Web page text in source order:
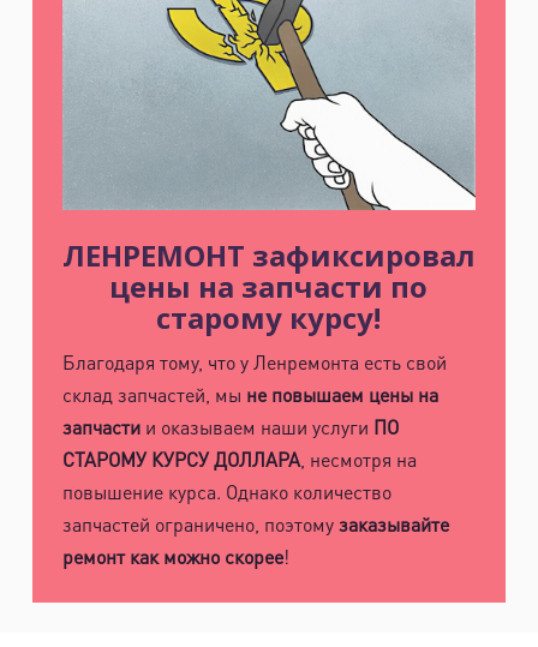
ЛЕНРЕМОНТ зафиксировал
цены на запчасти по
старому курсу!
Благодаря тому, что у Ленремонта есть свой
склад запчастей, мы не повышаем цены на
запчастии оказываем наши услуги ПО
СТАРОМУ КУРСУ ДОЛЛАРА, несмотря на
повышение курса. Однако количество
запчастей ограничено, поэтомузаказывайте
ремонт как можно скорее!